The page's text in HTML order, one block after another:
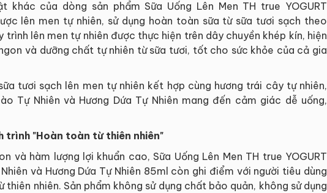
của dòng sản phẩm Sữa Uống Lên Men TH true YOGURT
lên men tự nhiên, sử dụng hoàn toàn sữa từ sữa tươi sạch theo
trình lên men tự nhiên được thực hiện trên dây chuyền khép kín, hiện
và dưỡng chất tự nhiên từ sữa tươi, tốt cho sức khỏe của cả gia
tươi sạch lên men tự nhiên kết hợp cùng hương trái cây tự nhiên,
Tự Nhiên và Hương Dứa Tự Nhiên mang đến cảm giác dễ uống,
trình "Hoàn toàn từ thiên nhiên"
và hàm lượng lợi khuẩn cao, Sữa Uống Lên Men TH true YOGURT
và Hương Dứa Tự Nhiên 85ml còn ghi điểm với người tiêu dùng
thiên nhiên. Sản phẩm không sử dụng chất bảo quản, không sử dụng